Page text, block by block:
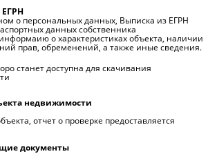
ЕГРН
о персональных данных, Выписка из ЕГРН
данных собственника
о характеристиках объекта, наличии
прав, обременений, а также иные сведения.
станет доступна для скачивания
недвижимости
отчет о проверке предоставляется
документы